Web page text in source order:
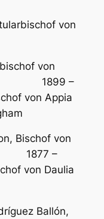
von
von
–
von Appia
Bischof von
–
von Daulia
Ballón,